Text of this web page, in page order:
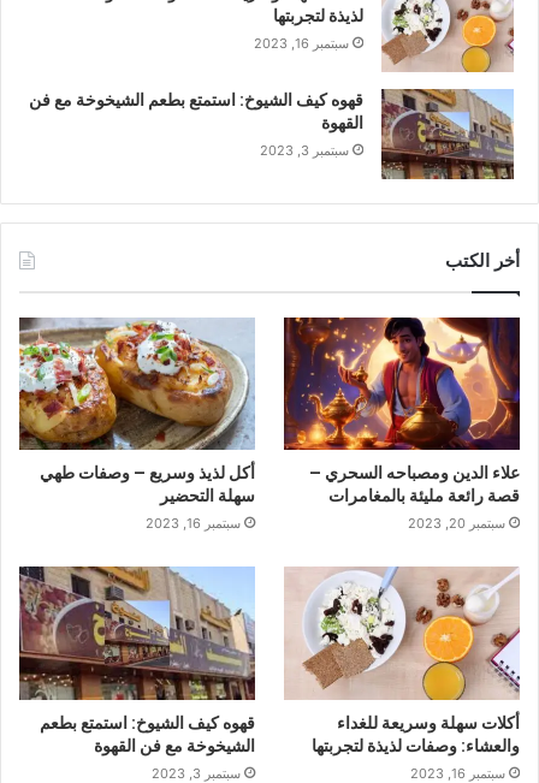
لذيذة لتجربتها
سبتمبر 16, 2023
قهوه كيف الشيوخ: استمتع بطعم الشيخوخة مع فن
القهوة
سبتمبر 3, 2023
أخر الكتب
علاء الدين ومصباحه السحري –
قصة رائعة مليئة بالمغامرات
سبتمبر 20, 2023
أكل لذيذ وسريع – وصفات طهي
سهلة التحضير
سبتمبر 16, 2023
أكلات سهلة وسريعة للغداء
والعشاء: وصفات لذيذة لتجربتها
سبتمبر 16, 2023
قهوه كيف الشيوخ: استمتع بطعم
الشيخوخة مع فن القهوة
سبتمبر 3, 2023